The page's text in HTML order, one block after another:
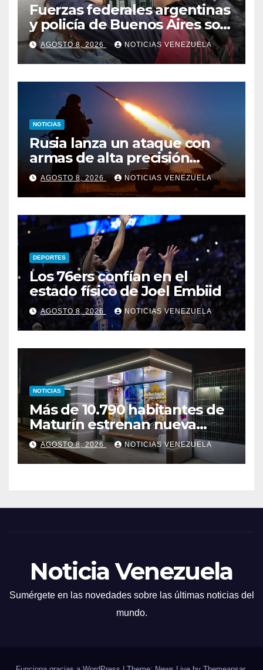
Fuerzas federales argentinas
y policía de Buenos Aires son
acusadas por represión
AGOSTO 8, 2026 NOTICIAS VENEZUELA
NOTICIAS
Rusia lanza un ataque con
armas de alta precisión
contra la industria militar en
Kiev
AGOSTO 8, 2026 NOTICIAS VENEZUELA
DEPORTES
Los 76ers confían en el
estado físico de Joel Embiid
AGOSTO 8, 2026 NOTICIAS VENEZUELA
NOTICIAS
Más de 10.790 habitantes de
Maturín estrenan nueva
parada inteligente
AGOSTO 8, 2026 NOTICIAS VENEZUELA
Noticia Venezuela
Sumérgete en las novedades sobre las últimas noticias del
mundo.